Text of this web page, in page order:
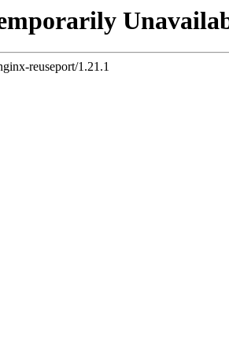
reuseport/1.21.1